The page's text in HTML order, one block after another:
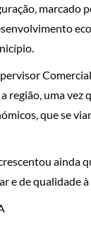
marcado
região, uma
que se
ainda
e de qualidade à